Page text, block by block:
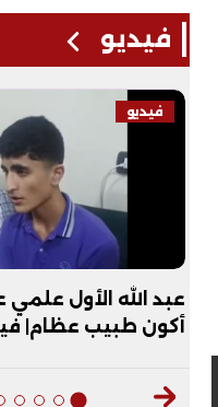
فيديو
فيديو
عبد الله الأول
أكون طبيب عظام|